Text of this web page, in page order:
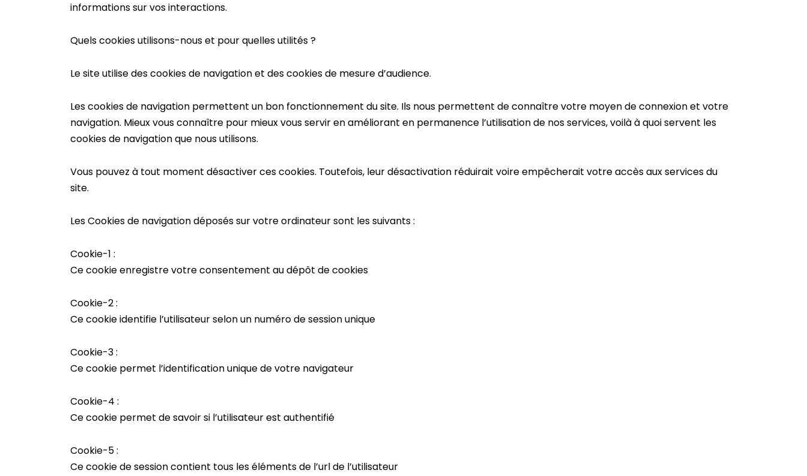
informations sur vos interactions.
Quels cookies utilisons-nous et pour quelles utilités ?
Le site utilise des cookies de navigation et des cookies de mesure d’audience.
Les cookies de navigation permettent un bon fonctionnement du site. Ils nous permettent de connaître votre moyen de connexion et votre
navigation. Mieux vous connaître pour mieux vous servir en améliorant en permanence l’utilisation de nos services, voilà à quoi servent les
cookies de navigation que nous utilisons.
Vous pouvez à tout moment désactiver ces cookies. Toutefois, leur désactivation réduirait voire empêcherait votre accès aux services du
site.
Les Cookies de navigation déposés sur votre ordinateur sont les suivants :
Cookie-1 :
Ce cookie enregistre votre consentement au dépôt de cookies
Cookie-2 :
Ce cookie identifie l’utilisateur selon un numéro de session unique
Cookie-3 :
Ce cookie permet l’identification unique de votre navigateur
Cookie-4 :
Ce cookie permet de savoir si l’utilisateur est authentifié
Cookie-5 :
Ce cookie de session contient tous les éléments de l’url de l’utilisateur